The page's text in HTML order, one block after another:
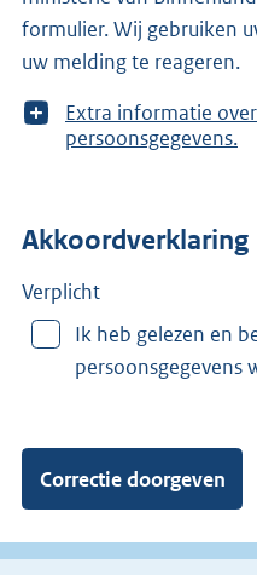
formulier. Wij gebruiken
uw melding te reageren.
T
o
e
r
n
Extra informatie over de verwerking
persoonsgegevens.
Akkoordverklaring
Verplicht
Ik heb gelezen en
persoonsgegevens